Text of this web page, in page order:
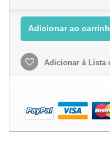
Adicionar ao
Adicionar à Lista